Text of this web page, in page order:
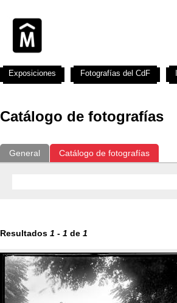
Catálogo de fotografías
General Catálogo de fotografías
Resultados 1 - 1 de 1
Exposiciones Fotografías del CdF